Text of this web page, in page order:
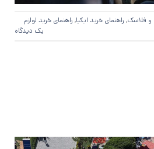
و فلاسک, راهنمای خرید ایکیا, راهنمای خرید لوازم
یک دیدگاه